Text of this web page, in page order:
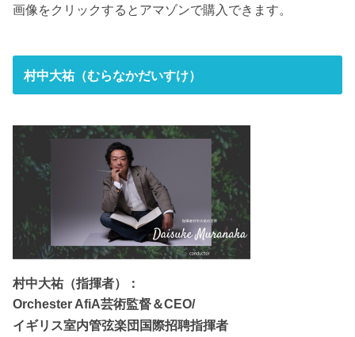
画像をクリックするとアマゾンで購入できます。
村中大祐（むらなかだいすけ）
村中大祐（指揮者）：
Orchester AfiA芸術監督＆CEO/
イギリス室内管弦楽団国際招聘指揮者